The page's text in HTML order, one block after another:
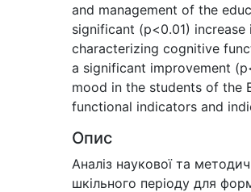
and management of the
significant (p<0.01)
characterizing cognitive
a significant improvement
mood in the students of the
functional indicators and
Опис
Аналіз наукової та
шкільного періоду для